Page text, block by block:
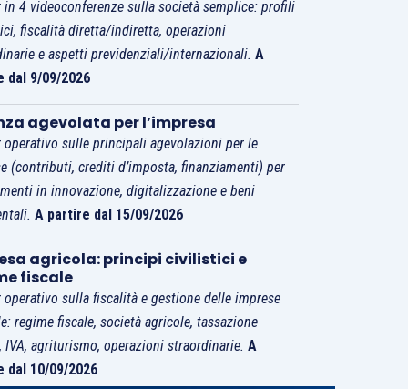
in 4 videoconferenze sulla società semplice: profili
fiscalità diretta/indiretta, operazioni
e aspetti previdenziali/internazionali.A
dal 9/09/2026
agevolata per l’impresa
operativo sulle principali agevolazioni per le
(contributi, crediti d’imposta, finanziamenti) per
in innovazione, digitalizzazione e beni
A partire dal 15/09/2026
agricola: principi civilistici e
fiscale
operativo sulla fiscalità e gestione delle imprese
regime fiscale, società agricole, tassazione
IVA, agriturismo, operazioni straordinarie.A
dal 10/09/2026